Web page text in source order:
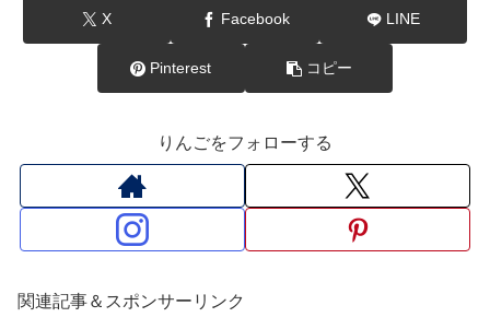
X Facebook LINE
Pinterest コピー
りんごをフォローする
関連記事＆スポンサーリンク